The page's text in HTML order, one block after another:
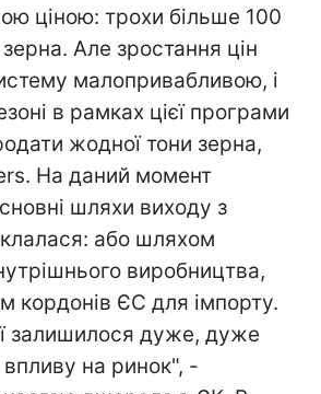
ціною: трохи більше 100
Але зростання цін
малопривабливою, і
в рамках цієї програми
жодної тони зерна,
На даний момент
шляхи виходу з
або шляхом
виробництва,
кордонів ЄС для імпорту.
залишилося дуже, дуже
на ринок", -